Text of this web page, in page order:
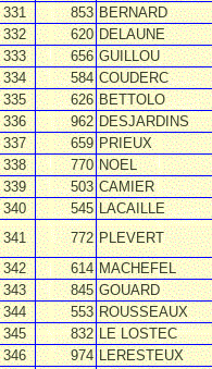
331
853 BERNARD
332
620 DELAUNE
333
656 GUILLOU
334
584 COUDERC
335
626 BETTOLO
336
962 DESJARDINS
337
659 PRIEUX
338
770 NOEL
339
503 CAMIER
340
545 LACAILLE
341
772 PLEVERT
342
614 MACHEFEL
343
845 GOUARD
344
553 ROUSSEAUX
345
832 LE LOSTEC
346
974 LERESTEUX